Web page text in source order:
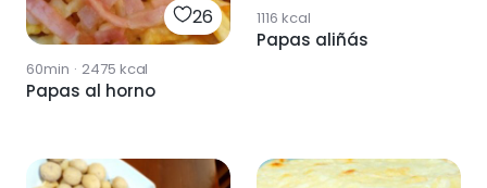
26
60min · 2475 kcal
Papas al horno
1116 kcal
Papas aliñás